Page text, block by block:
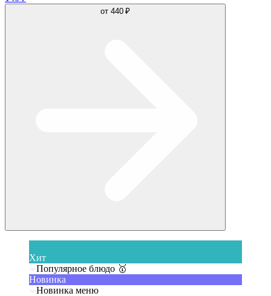
от 440 ₽
Хит
Популярное блюдо 🥇
Новинка
Новинка меню